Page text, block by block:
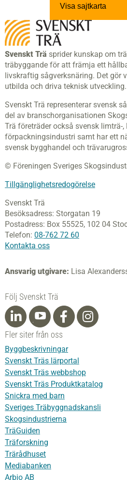
Visa sajtkarta
Svenskt Trä sprider kunskap om
träbyggande för att främja ett
livskraftig sågverksnäring. Det gör
utbilda och driva teknisk utveckling.
Svenskt Trä representerar svensk
del av branschorganisationen
Trä företräder också svensk limträ-,
förpackningsindustri samt har ett
svensk bygghandel och
© Föreningen Sveriges
Tillgänglighetsredogörelse
Svenskt Trä
Besöksadress: Storgatan 19
Postadress: Box 55525, 102 04
Telefon: 08-762 72 60
Kontakta oss
Ansvarig utgivare: Lisa
Följ Svenskt Trä
Fler siter från oss
Byggbeskrivningar
Svenskt Träs lärportal
Svenskt Träs webbshop
Svenskt Träs Produktkatalog
Snickra med barn
Sveriges Träbyggnadskansli
Skogsindustrierna
TräGuiden
Träforskning
Trärådhuset
Mediabanken
Arbio AB